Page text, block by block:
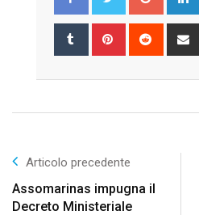
Tumblr Pinterest Reddit
Articolo precedente
Assomarinas impugna il
Decreto Ministeriale